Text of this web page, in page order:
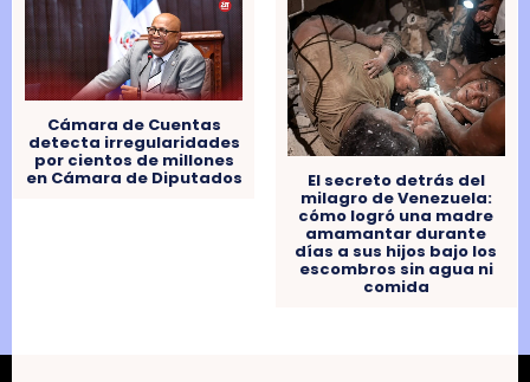
Cámara de Cuentas
detecta irregularidades
por cientos de millones
en Cámara de Diputados El secreto detrás del
milagro de Venezuela:
cómo logró una madre
amamantar durante
días a sus hijos bajo los
escombros sin agua ni
comida